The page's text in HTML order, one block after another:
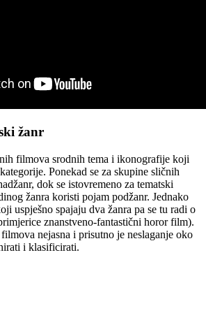
žanr
filmova srodnih tema i ikonografije koji
Ponekad se za skupine sličnih
dok se istovremeno za tematski
žanra koristi pojam podžanr. Jednako
uspješno spajaju dva žanra pa se tu radi o
znanstveno-fantastični horor film).
nejasna i prisutno je neslaganje oko
i klasificirati.